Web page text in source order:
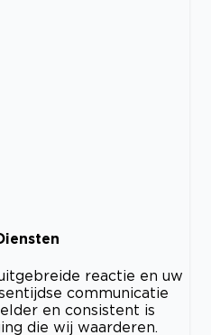
reactie en uw
communicatie
en consistent is
die wij waarderen.